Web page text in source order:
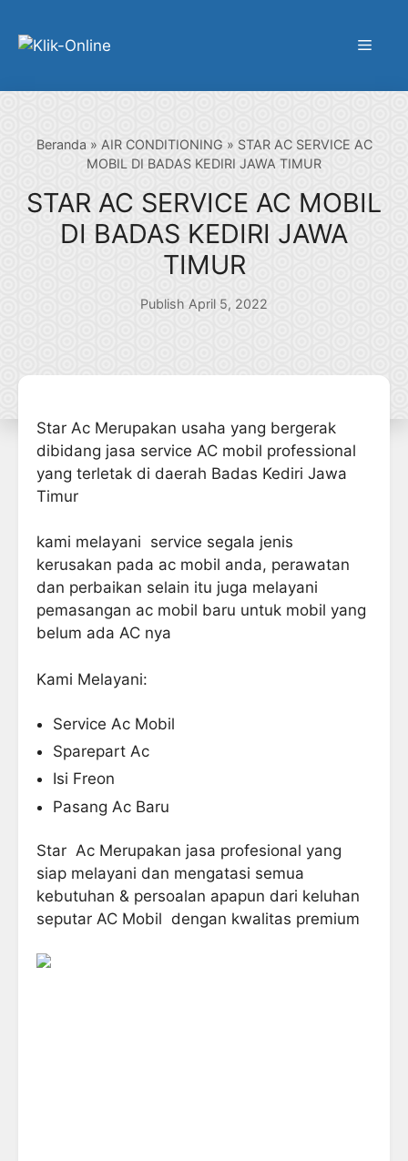
Menu
Beranda » AIR CONDITIONING » STAR AC SERVICE AC
MOBIL DI BADAS KEDIRI JAWA TIMUR
STAR AC SERVICE AC MOBIL
DI BADAS KEDIRI JAWA
TIMUR
Publish April 5, 2022
Star Ac Merupakan usaha yang bergerak
dibidang jasa service AC mobil professional
yang terletak di daerah Badas Kediri Jawa
Timur
kami melayani service segala jenis
kerusakan pada ac mobil anda, perawatan
dan perbaikan selain itu juga melayani
pemasangan ac mobil baru untuk mobil yang
belum ada AC nya
Kami Melayani:
Service Ac Mobil
Sparepart Ac
Isi Freon
Pasang Ac Baru
Star Ac Merupakan jasa profesional yang
siap melayani dan mengatasi semua
kebutuhan & persoalan apapun dari keluhan
seputar AC Mobil dengan kwalitas premium